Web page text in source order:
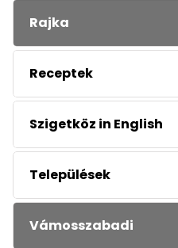
Rajka
Receptek
Szigetköz in English
Települések
Vámosszabadi